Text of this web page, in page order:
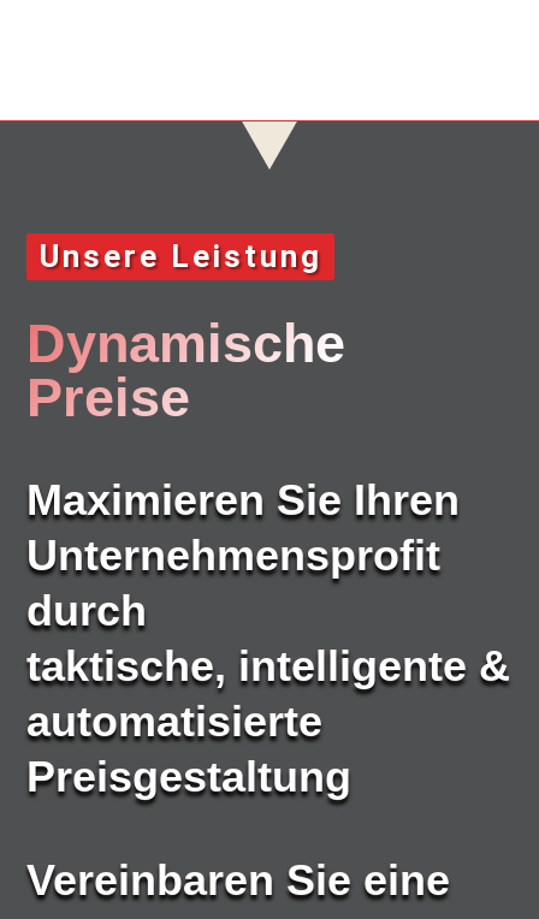
Unsere Leistung
Dynamische
Preise
Maximieren Sie Ihren
Unternehmensprofit
durch
taktische, intelligente &
automatisierte
Preisgestaltung
Vereinbaren Sie eine